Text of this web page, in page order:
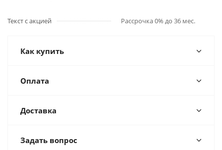
Текст с акцией Рассрочка 0% до 36 мес.
Как купить
Оплата
Доставка
Задать вопрос